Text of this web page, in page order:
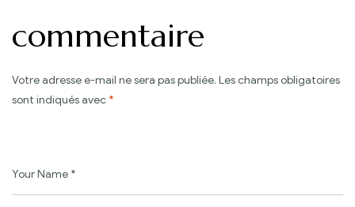
commentaire
Votre adresse e-mail ne sera pas publiée. Les champs obligatoires
sont indiqués avec *